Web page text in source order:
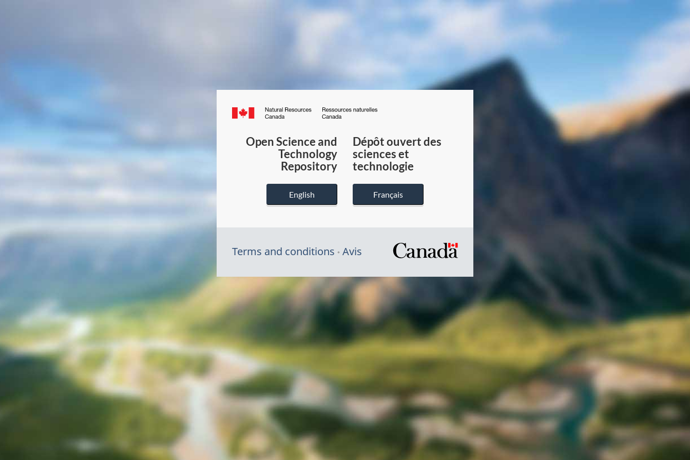
Canada.ca
du
Canada
Open Science and
Technology
Repository
English
Dépôt ouvert des
sciences et
technologie
Français
Terms and conditions Avis
/
gouvernement
du